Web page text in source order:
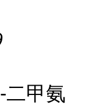
二甲氨